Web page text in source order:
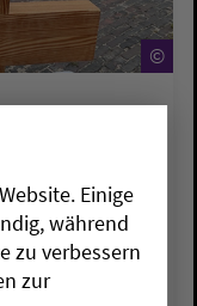
©
©
nämlich
Einige
während
zu verbessern
zur